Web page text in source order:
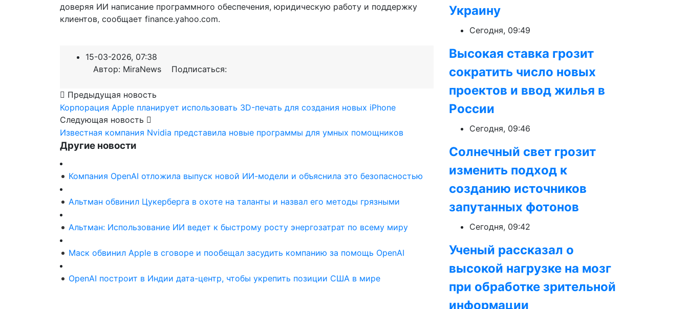
доверяя ИИ написание программного обеспечения, юридическую работу и поддержку
клиентов, сообщает finance.yahoo.com.
15-03-2026, 07:38
Автор: MiraNews Подписаться:
Предыдущая новость
Корпорация Apple планирует использовать 3D-печать для создания новых iPhone
Следующая новость
Известная компания Nvidia представила новые программы для умных помощников
Другие новости
Компания OpenAI отложила выпуск новой ИИ-модели и объяснила это безопасностью
Альтман обвинил Цукерберга в охоте на таланты и назвал его методы грязными
Альтман: Использование ИИ ведет к быстрому росту энергозатрат по всему миру
Маск обвинил Apple в сговоре и пообещал засудить компанию за помощь OpenAI
OpenAI построит в Индии дата-центр, чтобы укрепить позиции США в мире
Украину
Сегодня, 09:49
Высокая ставка грозит
сократить число новых
проектов и ввод жилья в
России
Сегодня, 09:46
Солнечный свет грозит
изменить подход к
созданию источников
запутанных фотонов
Сегодня, 09:42
Ученый рассказал о
высокой нагрузке на мозг
при обработке зрительной
информации